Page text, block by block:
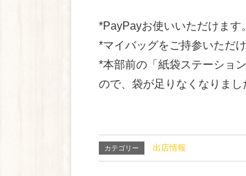
*PayPayお使いいただけます。
*マイバッグをご持参いただ
*本部前の「紙袋ステーショ
ので、袋が足りなくなりまし
カテゴリー 出店情報